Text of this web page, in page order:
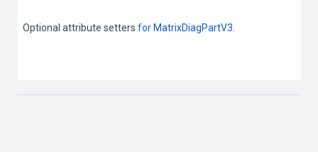
Optional attribute setters for MatrixDiagPartV3